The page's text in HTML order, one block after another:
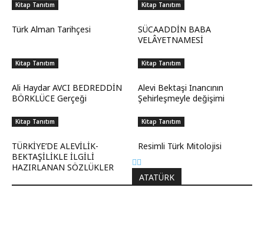
Kitap Tanıtım
Türk Alman Tarihçesi
Kitap Tanıtım
SÜCAADDİN BABA
VELÂYETNAMESİ
Kitap Tanıtım
Ali Haydar AVCI BEDREDDİN
BÖRKLÜCE Gerçeği
Kitap Tanıtım
Alevi Bektaşi Inancının
Şehirleşmeyle değişimi
Kitap Tanıtım
TÜRKİYE’DE ALEVİLİK-
BEKTAŞİLİKLE İLGİLİ
HAZIRLANAN SÖZLÜKLER
Kitap Tanıtım
Resimli Türk Mitolojisi
ATATÜRK